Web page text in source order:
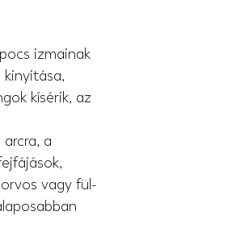
izmainak
kísérik, az
a
vagy fül-